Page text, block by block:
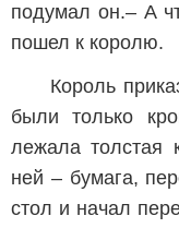
подумал он.– А
пошел к королю.
Король
были только
лежала толстая
ней – бумага,
стол и начал